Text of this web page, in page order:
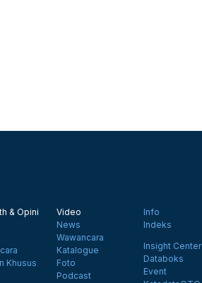
& Opini
Khusus
Video
News
Wawancara
Katalogue
Foto
Podcast
Info
Indeks
Insight Center
Databoks
Event